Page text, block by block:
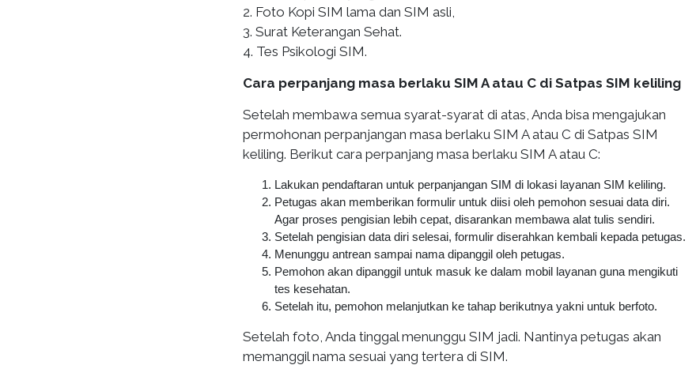
2. Foto Kopi SIM lama dan SIM asli,
3. Surat Keterangan Sehat.
4. Tes Psikologi SIM.
Cara perpanjang masa berlaku SIM A atau C di Satpas SIM keliling
Setelah membawa semua syarat-syarat di atas, Anda bisa mengajukan
permohonan perpanjangan masa berlaku SIM A atau C di Satpas SIM
keliling. Berikut cara perpanjang masa berlaku SIM A atau C:
Lakukan pendaftaran untuk perpanjangan SIM di lokasi layanan SIM keliling.
Petugas akan memberikan formulir untuk diisi oleh pemohon sesuai data diri.
Agar proses pengisian lebih cepat, disarankan membawa alat tulis sendiri.
Setelah pengisian data diri selesai, formulir diserahkan kembali kepada petugas.
Menunggu antrean sampai nama dipanggil oleh petugas.
Pemohon akan dipanggil untuk masuk ke dalam mobil layanan guna mengikuti
tes kesehatan.
Setelah itu, pemohon melanjutkan ke tahap berikutnya yakni untuk berfoto.
Setelah foto, Anda tinggal menunggu SIM jadi. Nantinya petugas akan
memanggil nama sesuai yang tertera di SIM.